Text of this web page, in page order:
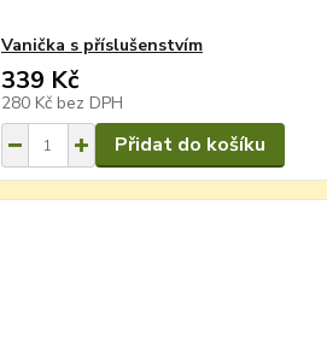
Vanička s příslušenstvím
339 Kč
280 Kč bez DPH
Přidat do košíku